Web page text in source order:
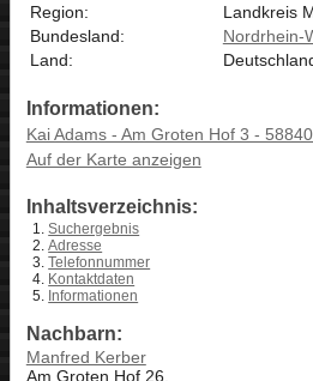
Region:
Landkreis
Bundesland:
Nordrhein-
Land:
Informationen:
Kai Adams - Am Groten Hof 3 -
Auf der Karte anzeigen
Inhaltsverzeichnis:
Suchergebnis
Adresse
Telefonnummer
Kontaktdaten
Informationen
Nachbarn:
Manfred Kerber
Am Groten Hof 26,